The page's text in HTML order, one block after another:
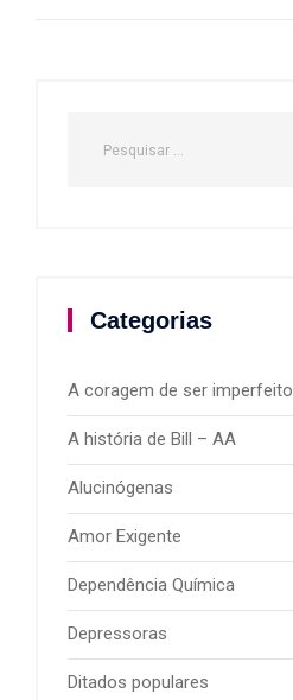
Categorias
A coragem de ser imperfeito
A história de Bill – AA
Alucinógenas
Amor Exigente
Dependência Química
Depressoras
Ditados populares